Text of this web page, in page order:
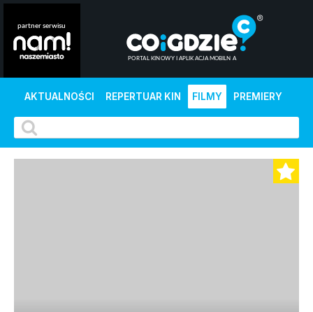
AKTUALNOŚCI REPERTUAR KIN FILMY PREMIERY